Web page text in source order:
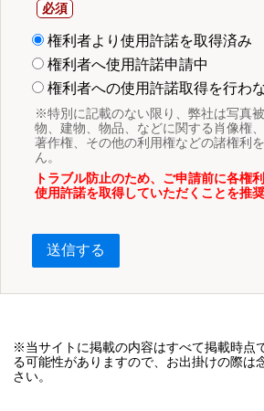
権利者より使用許諾を取得済み
権利者へ使用許諾申請中
権利者への使用許諾取得を行わ
※特別に記載のない限り、弊社は写真
物、建物、物品、などに関する肖像権
著作権、その他の利用権などの諸権利
ん。
トラブル防止のため、ご申請前に各権
使用許諾を取得していただくことを推奨
送信する
※当サイトに掲載の内容はすべて掲載時点
る可能性がありますので、お出掛けの際は
さい。